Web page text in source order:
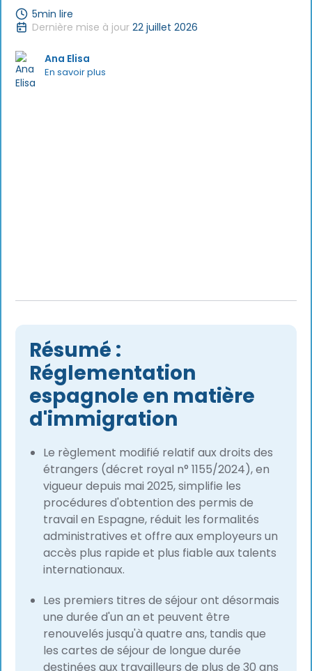
5min lire
Dernière mise à jour 22 juillet 2026
Ana Elisa
En savoir plus
Résumé :
Réglementation
espagnole en matière
d'immigration
Le règlement modifié relatif aux droits des
étrangers (décret royal n° 1155/2024), en
vigueur depuis mai 2025, simplifie les
procédures d'obtention des permis de
travail en Espagne, réduit les formalités
administratives et offre aux employeurs un
accès plus rapide et plus fiable aux talents
internationaux.
Les premiers titres de séjour ont désormais
une durée d'un an et peuvent être
renouvelés jusqu'à quatre ans, tandis que
les cartes de séjour de longue durée
destinées aux travailleurs de plus de 30 ans